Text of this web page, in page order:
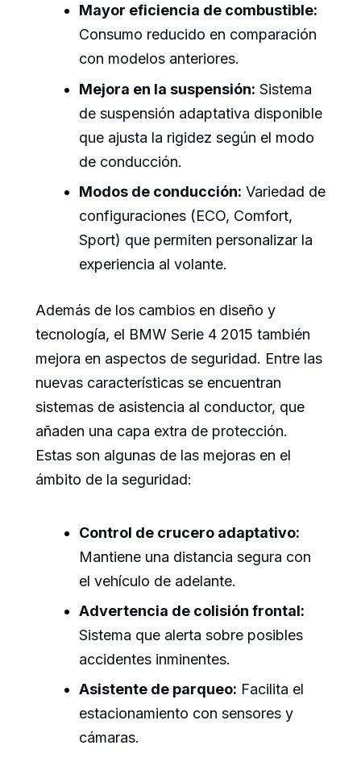
Mayor eficiencia de combustible:
Consumo reducido en comparación
con modelos anteriores.
Mejora en la suspensión: Sistema
de suspensión adaptativa disponible
que ajusta la rigidez según el modo
de conducción.
Modos de conducción: Variedad de
configuraciones (ECO, Comfort,
Sport) que permiten personalizar la
experiencia al volante.
Además de los cambios en diseño y
tecnología, el BMW Serie 4 2015 también
mejora en aspectos de seguridad. Entre las
nuevas características se encuentran
sistemas de asistencia al conductor, que
añaden una capa extra de protección.
Estas son algunas de las mejoras en el
ámbito de la seguridad:
Control de crucero adaptativo:
Mantiene una distancia segura con
el vehículo de adelante.
Advertencia de colisión frontal:
Sistema que alerta sobre posibles
accidentes inminentes.
Asistente de parqueo: Facilita el
estacionamiento con sensores y
cámaras.